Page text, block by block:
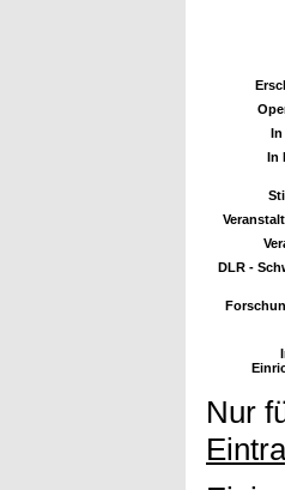
In
In
DLR -
Nur